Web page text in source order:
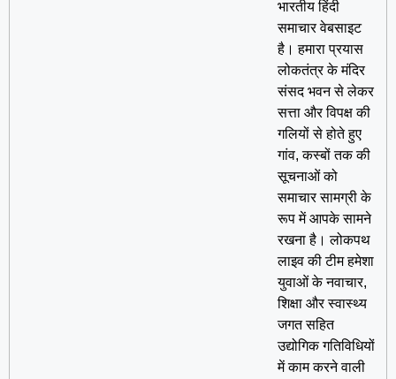
भारतीय हिंदी
समाचार वेबसाइट
है। हमारा प्रयास
लोकतंत्र के मंदिर
संसद भवन से लेकर
सत्ता और विपक्ष की
गलियों से होते हुए
गांव, कस्बों तक की
सूचनाओं को
समाचार सामग्री के
रूप में आपके सामने
रखना है। लोकपथ
लाइव की टीम हमेशा
युवाओं के नवाचार,
शिक्षा और स्वास्थ्य
जगत सहित
उद्योगिक गतिविधियों
में काम करने वाली